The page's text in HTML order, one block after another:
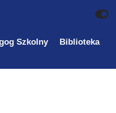
Szkolny
Biblioteka